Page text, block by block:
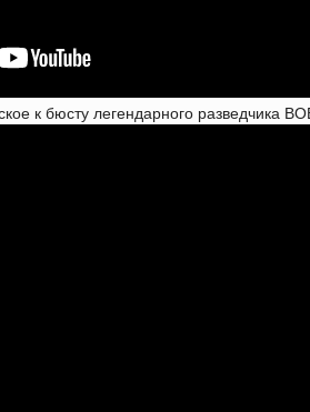
к бюсту легендарного разведчика